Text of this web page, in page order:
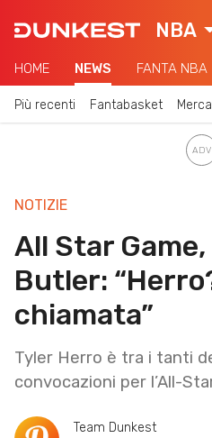
NBA
HOME NEWS FANTA NBA
Più recenti Fantabasket
NOTIZIE
All Star
Butler:
chiamata”
Tyler Herro è tra i tanti
convocazioni per l’All-
Team Dunkest